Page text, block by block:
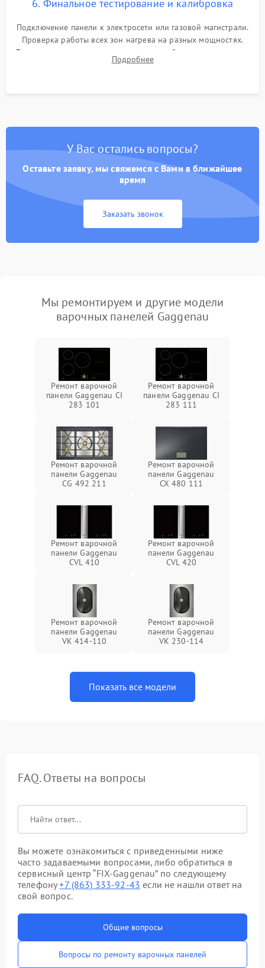
6. Финальное тестирование и калибровка
Подключение панели к электросети или газовой магистрали.
Проверка работы всех зон нагрева на разных мощностях.
Тестирование сенсорного управления, таймера, индикаторов
остаточного тепла и систем защиты от перегрева.
Подробнее
У Вас остались вопросы?
Оставьте заявку, мы свяжемся с Вами в ближайшее
время
Заказать звонок
Мы ремонтируем и другие модели
варочных панелей Gaggenau
Ремонт варочной
панели Gaggenau CI
283 101
Ремонт варочной
панели Gaggenau CI
283 111
Ремонт варочной
панели Gaggenau
CG 492 211
Ремонт варочной
панели Gaggenau
CX 480 111
Ремонт варочной
панели Gaggenau
CVL 410
Ремонт варочной
панели Gaggenau
CVL 420
Ремонт варочной
панели Gaggenau
VK 414-110
Ремонт варочной
панели Gaggenau
VK 230-114
Показать все модели
FAQ. Ответы на вопросы
Вы можете ознакомиться с приведенными ниже
часто задаваемыми вопросами, либо обратиться в
сервисный центр “FIX-Gaggenau” по следующему
телефону+7 (863) 333-92-43 если не нашли ответ на
свой вопрос.
Общие вопросы
Вопросы по ремонту варочных панелей